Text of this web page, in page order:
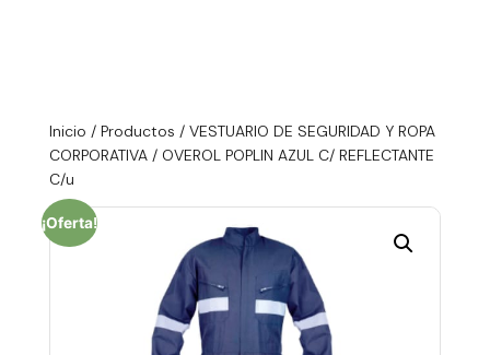
Inicio / Productos / VESTUARIO DE SEGURIDAD Y ROPA
CORPORATIVA/ OVEROL POPLIN AZUL C/ REFLECTANTE
C/u
¡Oferta!